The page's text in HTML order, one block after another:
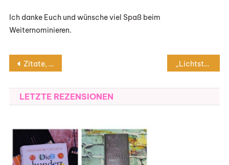
Ich danke Euch und wünsche viel Spaß beim
Weiternominieren.
Beitragsnavigation
Zitate, die nachhallen „Lichtsturm – Die weiße Festung“ von Mark Lanvall
LETZTE REZENSIONEN